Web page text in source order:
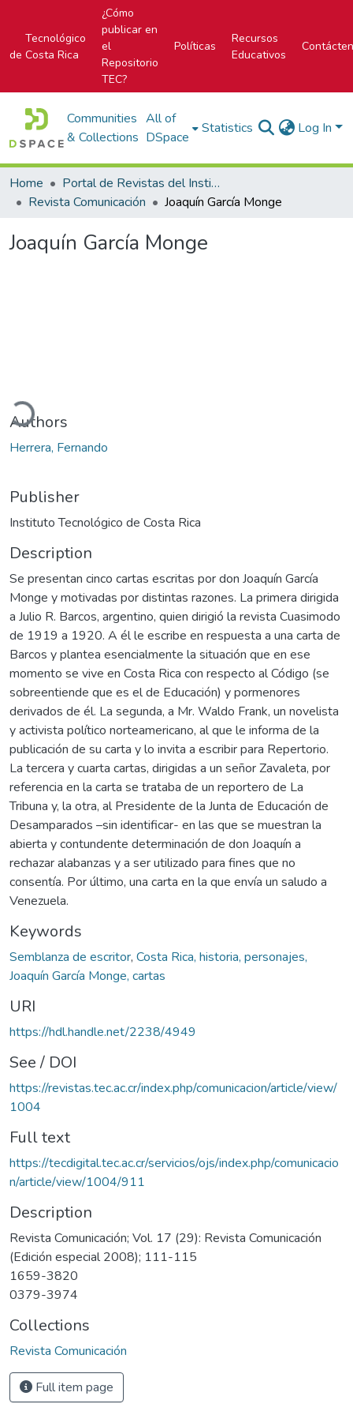
Tecnológico
de Costa Rica
¿Cómo
publicar en
el
Repositorio
TEC?
Políticas
Recursos
Educativos
Communities
& Collections
All of
DSpace
Statistics Log In
Home
Portal de Revistas del Instituto Tecnológico de Costa Rica
Revista Comunicación
Joaquín García Monge
Joaquín García Monge
Authors
Herrera, Fernando
Publisher
Instituto Tecnológico de Costa Rica
Description
Se presentan cinco cartas escritas por don Joaquín García
Monge y motivadas por distintas razones. La primera dirigida
a Julio R. Barcos, argentino, quien dirigió la revista Cuasimodo
de 1919 a 1920. A él le escribe en respuesta a una carta de
Barcos y plantea esencialmente la situación que en ese
momento se vive en Costa Rica con respecto al Código (se
sobreentiende que es el de Educación) y pormenores
derivados de él. La segunda, a Mr. Waldo Frank, un novelista
y activista político norteamericano, al que le informa de la
publicación de su carta y lo invita a escribir para Repertorio.
La tercera y cuarta cartas, dirigidas a un señor Zavaleta, por
referencia en la carta se trataba de un reportero de La
Tribuna y, la otra, al Presidente de la Junta de Educación de
Desamparados –sin identificar- en las que se muestran la
abierta y contundente determinación de don Joaquín a
rechazar alabanzas y a ser utilizado para fines que no
consentía. Por último, una carta en la que envía un saludo a
Venezuela.
Keywords
Semblanza de escritor, Costa Rica, historia, personajes,
Joaquín García Monge, cartas
URI
https://hdl.handle.net/2238/4949
See / DOI
https://revistas.tec.ac.cr/index.php/comunicacion/article/view/
1004
Full text
https://tecdigital.tec.ac.cr/servicios/ojs/index.php/comunicacio
n/article/view/1004/911
Description
Revista Comunicación; Vol. 17 (29): Revista Comunicación
(Edición especial 2008); 111-115
1659-3820
0379-3974
Collections
Revista Comunicación
Full item page